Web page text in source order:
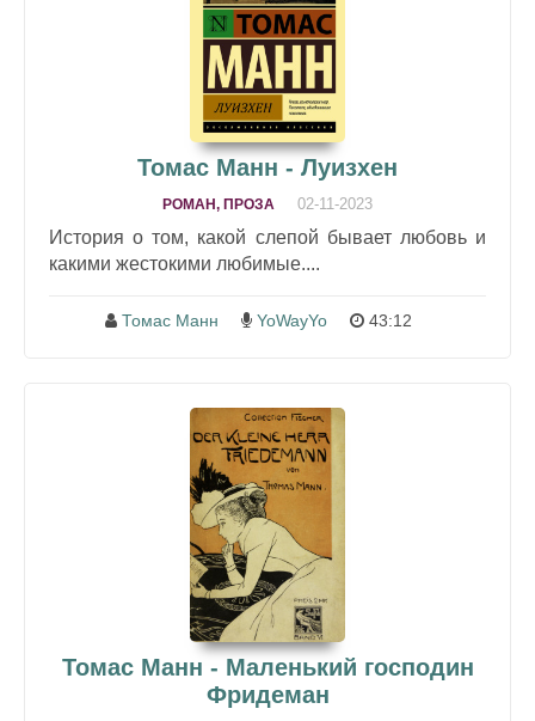
Томас Манн - Луизхен
РОМАН, ПРОЗА 02-11-2023
История о том, какой слепой бывает любовь и
какими жестокими любимые....
Томас Манн YoWayYo 43:12
Томас Манн - Маленький господин
Фридеман